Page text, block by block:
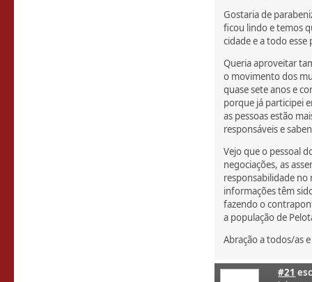
Gostaria de
ficou lindo e temos
cidade e a todo esse
Queria aproveitar
o movimento dos
quase sete anos e
porque já participei
as pessoas estão
responsáveis e
Vejo que o pessoal
negociações, as
responsabilidade no
informações têm
fazendo o
a população de
Abração a todos/as
#21